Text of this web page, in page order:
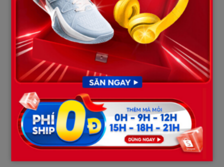
con? Con nói đi, mẹ lo quá!”
`Người vợ` hít một hơi thật sâu, cố gắng giữ cho giọng mình
không run rẩy quá mức. Cô kể lại toàn bộ nội dung cuộc gọi của
`Mẹ chồng`, từ việc `Thiệp` bị bệnh tâm lý, đã lén lút điều trị, cho
đến những lời van vỉ, cầu xin cô đừng rời bỏ. Cô thuật lại từng
câu, từng chữ, như thể muốn đẩy hết gánh nặng ra khỏi lồng
ngực mình.
`Bố mẹ đẻ` của `Người vợ` lắng nghe, gương mặt họ chuyển biến
liên tục. Từ ngạc nhiên đến khó hiểu, rồi dần dần là sự tức giận
và xen lẫn nỗi lo lắng tột độ. `Bố đẻ` đập mạnh nắm đấm xuống
bàn trà, ánh mắt ông hằn lên sự phẫn nộ. “Bệnh tâm lý? Điều trị?
Nó muốn lừa gạt gì nữa đây?” ông gằn giọng. “Năm lần bảy lượt
gây ra tội tày đình, giờ lại bày ra trò này à?”